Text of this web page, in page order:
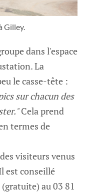
Gilley.
dans l'espace
La
le casse-tête :
sur chacun des
Cela prend
termes de
visiteurs venus
est conseillé
au 03 81